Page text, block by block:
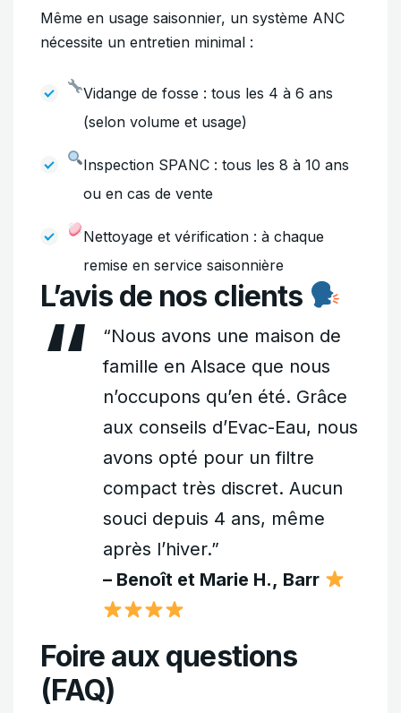
Même en usage saisonnier, un système ANC
nécessite un entretien minimal :
Vidange de fosse : tous les 4 à 6 ans
(selon volume et usage)
Inspection SPANC : tous les 8 à 10 ans
ou en cas de vente
Nettoyage et vérification : à chaque
remise en service saisonnière
L’avis de nos clients
“Nous avons une maison de
famille en Alsace que nous
n’occupons qu’en été. Grâce
aux conseils d’Evac-Eau, nous
avons opté pour un filtre
compact très discret. Aucun
souci depuis 4 ans, même
après l’hiver.”
– Benoît et Marie H., Barr
Foire aux questions
(FAQ)